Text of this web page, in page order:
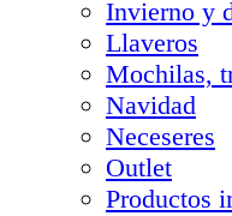
Invierno y
Llaveros
Mochilas,
Navidad
Neceseres
Outlet
Productos